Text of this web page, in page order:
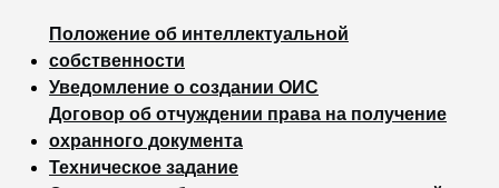
Положение об интеллектуальной
собственности
Уведомление о создании ОИС
Договор об отчуждении права на получение
охранного документа
Техническое задание